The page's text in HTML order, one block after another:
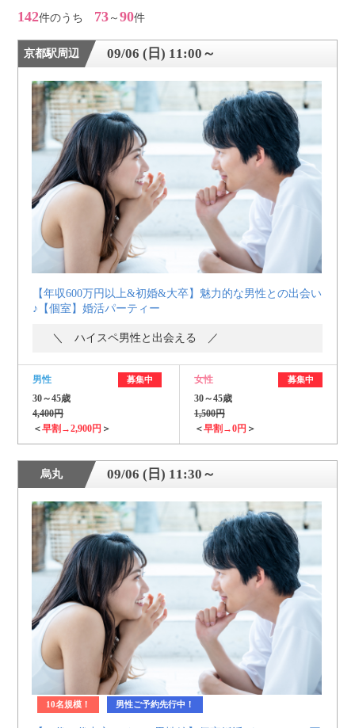
PR
約1,300店の中から
おすすめの優良結婚相談所をご紹介
個人情報保護のため
プライバシーマークを取得しております
142件のうち 73 ～90件
京都駅周辺 09/06 (日) 11:00～
【年収600万円以上&初婚&大卒】魅力的な男性との出会い
♪【個室】婚活パーティー
＼ ハイスペ男性と出会える ／
男性 募集中
30～45歳
4,400円
＜早割→2,900円 ＞
女性 募集中
30～45歳
1,500円
＜早割→0円 ＞
烏丸 09/06 (日) 11:30～
10名規模！ 男性ご予約先行中！